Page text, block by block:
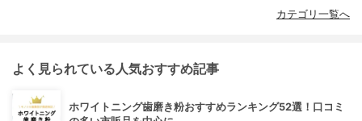
カテゴリ一覧へ
よく見られている人気おすすめ記事
ホワイトニング歯磨き粉おすすめランキング52選！口コミ